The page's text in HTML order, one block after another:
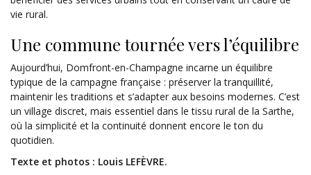
vie rural.
Une commune tournée vers l’équilibre
Aujourd’hui, Domfront-en-Champagne incarne un équilibre
typique de la campagne française : préserver la tranquillité,
maintenir les traditions et s’adapter aux besoins modernes. C’est
un village discret, mais essentiel dans le tissu rural de la Sarthe,
où la simplicité et la continuité donnent encore le ton du
quotidien.
Texte et photos : Louis LEFÈVRE.